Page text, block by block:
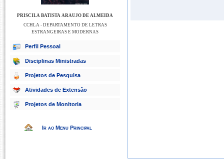
PRISCILA BATISTA ARAUJO DE ALMEIDA
CCHLA - DEPARTAMENTO DE LETRAS
ESTRANGEIRAS E MODERNAS
Perfil Pessoal
Disciplinas Ministradas
Projetos de Pesquisa
Atividades de Extensão
Projetos de Monitoria
Ir ao Menu Principal